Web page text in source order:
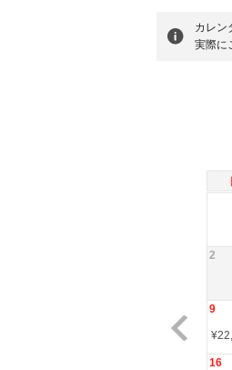
カレン
実際に
2
9
¥
16